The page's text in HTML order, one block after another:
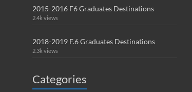
2015-2016 F6 Graduates Destinations
2.4k views
2018-2019 F.6 Graduates Destinations
2.3k views
Categories